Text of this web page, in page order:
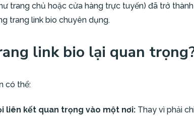
trang chủ hoặc cửa hàng trực tuyến) đã trở
trang link bio chuyên dụng.
link bio lại quan
có thể:
liên kết quan trọng vào một nơi: Thay vì phải